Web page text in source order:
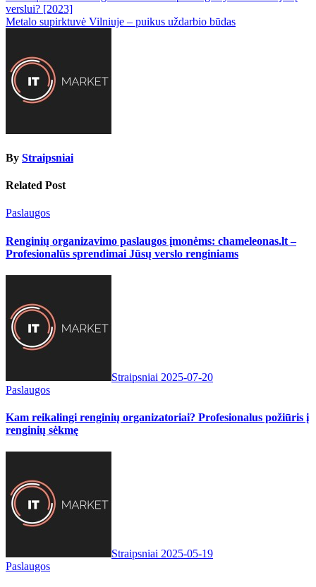
tarp
verslui? [2023]
Metalo supirktuvė Vilniuje – puikus uždarbio būdas
By Straipsniai
Related Post
Paslaugos
Renginių organizavimo paslaugos įmonėms: chameleonas.lt –
Profesionalūs sprendimai Jūsų verslo renginiams
Straipsniai 2025-07-20
Paslaugos
Kam reikalingi renginių organizatoriai? Profesionalus požiūris į
renginių sėkmę
Straipsniai 2025-05-19
Paslaugos